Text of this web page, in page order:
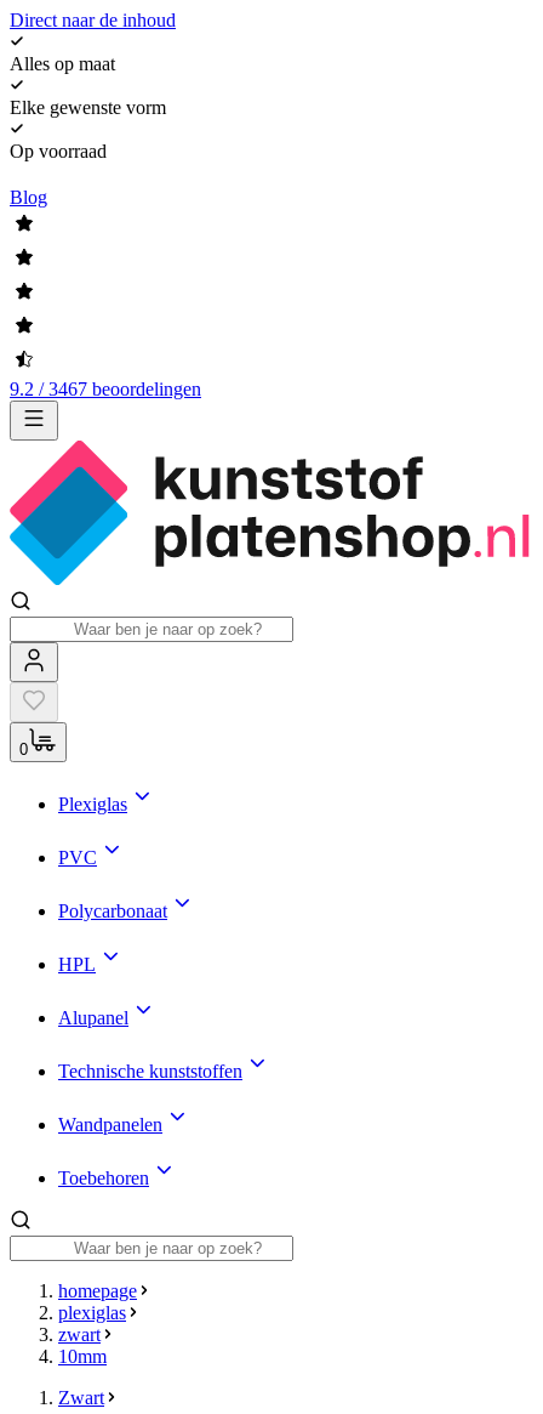
Direct naar de inhoud
Alles op maat
Elke gewenste vorm
Op voorraad
Blog
9.2 / 3467 beoordelingen
0
Plexiglas
PVC
Polycarbonaat
HPL
Alupanel
Technische kunststoffen
Wandpanelen
Toebehoren
homepage
plexiglas
zwart
10mm
Zwart